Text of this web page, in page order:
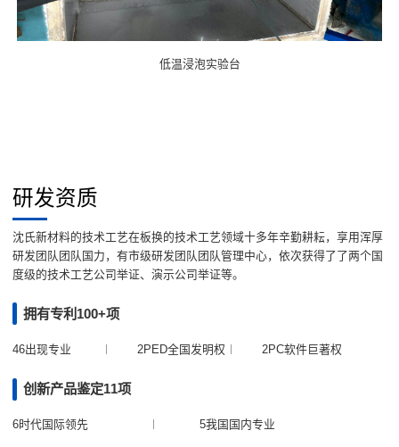
低温浸泡实验台
研发资质
沈氏新材料的技术工艺在板换的技术工艺领域十多年辛勤耕耘，享用浑厚
研发团队团队国力，有市级研发团队团队管理中心，依次获得了了两个国
度级的技术工艺公司举证、演示公司举证等。
拥有专利100+项
46出现专业 2PED全国发明权 2PC软件巨著权
创新产品鉴定11项
6时代国际领先 5我国国内专业